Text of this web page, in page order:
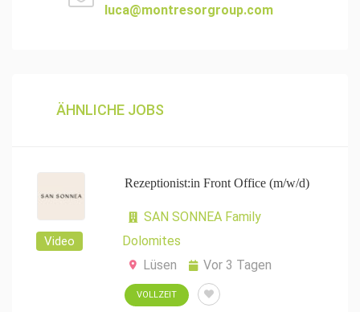
luca@montresorgroup.com
ÄHNLICHE JOBS
Video
Rezeptionist:in Front Office (m/w/d)
SAN SONNEA Family
Dolomites
Lüsen
Vor 3 Tagen
VOLLZEIT